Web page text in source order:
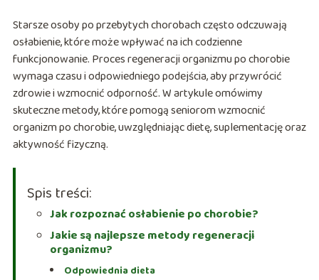
Starsze osoby po przebytych chorobach często odczuwają
osłabienie, które może wpływać na ich codzienne
funkcjonowanie. Proces regeneracji organizmu po chorobie
wymaga czasu i odpowiedniego podejścia, aby przywrócić
zdrowie i wzmocnić odporność. W artykule omówimy
skuteczne metody, które pomogą seniorom wzmocnić
organizm po chorobie, uwzględniając dietę, suplementację oraz
aktywność fizyczną.
Spis treści:
Jak rozpoznać osłabienie po chorobie?
Jakie są najlepsze metody regeneracji
organizmu?
Odpowiednia dieta